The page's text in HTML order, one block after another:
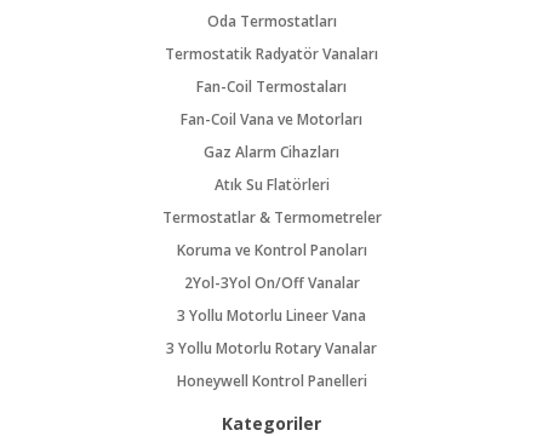
Oda Termostatları
Termostatik Radyatör Vanaları
Fan-Coil Termostaları
Fan-Coil Vana ve Motorları
Gaz Alarm Cihazları
Atık Su Flatörleri
Termostatlar & Termometreler
Koruma ve Kontrol Panoları
2Yol-3Yol On/Off Vanalar
3 Yollu Motorlu Lineer Vana
3 Yollu Motorlu Rotary Vanalar
Honeywell Kontrol Panelleri
Kategoriler